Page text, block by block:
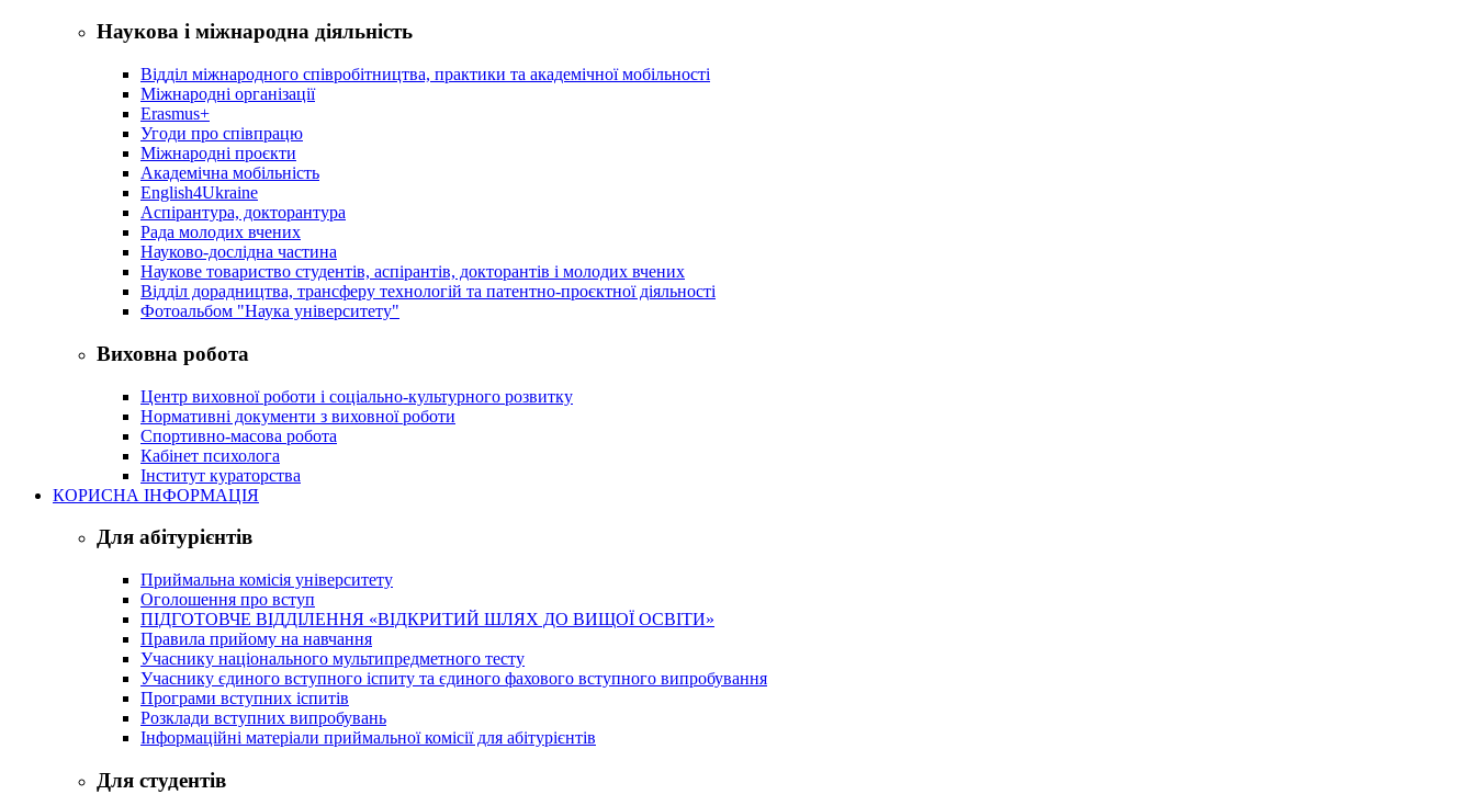
Наукова і міжнародна діяльність
Відділ міжнародного співробітництва, практики та академічної мобільності
Міжнародні організації
Erasmus+
Угоди про співпрацю
Міжнародні проєкти
Академічна мобільність
English4Ukraine
Аспірантура, докторантура
Рада молодих вчених
Науково-дослідна частина
Наукове товариство студентів, аспірантів, докторантів і молодих вчених
Відділ дорадництва, трансферу технологій та патентно-проєктної діяльності
Фотоальбом "Наука університету"
Виховна робота
Центр виховної роботи і соціально-культурного розвитку
Нормативні документи з виховної роботи
Спортивно-масова робота
Кабінет психолога
Інститут кураторства
КОРИСНА ІНФОРМАЦІЯ
Для абітурієнтів
Приймальна комісія університету
Оголошення про вступ
ПІДГОТОВЧЕ ВІДДІЛЕННЯ «ВІДКРИТИЙ ШЛЯХ ДО ВИЩОЇ ОСВІТИ»
Правила прийому на навчання
Учаснику національного мультипредметного тесту
Учаснику єдиного вступного іспиту та єдиного фахового вступного випробування
Програми вступних іспитів
Розклади вступних випробувань
Інформаційні матеріали приймальної комісії для абітурієнтів
Для студентів